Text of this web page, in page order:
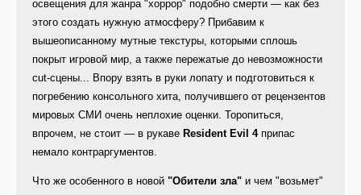
освещения для жанра "хоррор" подобно смерти — как без
этого создать нужную атмосферу? Прибавим к
вышеописанному мутные текстуры, которыми сплошь
покрыт игровой мир, а также пережатые до невозможности
cut-сцены... Впору взять в руки лопату и подготовиться к
погребению консольного хита, получившего от рецензентов
мировых СМИ очень неплохие оценки. Торопиться,
впрочем, не стоит — в рукаве Resident Evil 4припас
немало контраргументов.
Что же особенного в новой "Обители зла" и чем "возьмет"